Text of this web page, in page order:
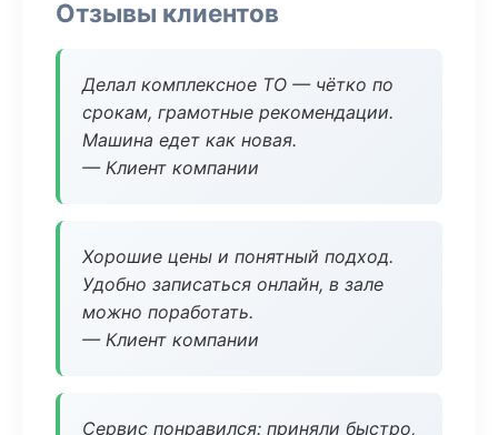
Отзывы клиентов
Делал комплексное ТО — чётко по
срокам, грамотные рекомендации.
Машина едет как новая.
— Клиент компании
Хорошие цены и понятный подход.
Удобно записаться онлайн, в зале
можно поработать.
— Клиент компании
Сервис понравился: приняли быстро,